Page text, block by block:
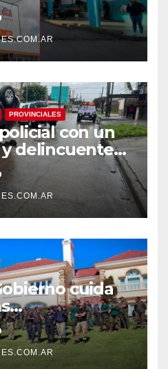
de becarios y
PROVINCIALES
con un
delincuentes
Francisco
cuida
que el
todos los